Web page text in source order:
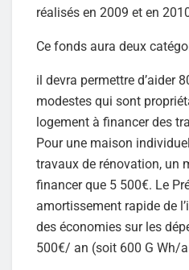
réalisés en 2009 et en
Ce fonds aura deux
il devra permettre d’aider
modestes qui sont
logement à financer des
Pour une maison
travaux de rénovation, un
financer que 5 500€. Le
amortissement rapide de
des économies sur les
500€/ an (soit 600 G Wh/